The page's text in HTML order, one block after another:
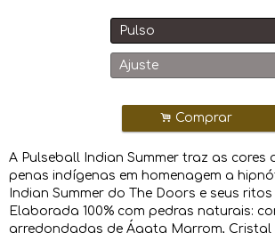
. Comprar
A Pulseball Indian Summer traz as cores
penas indígenas em homenagem a
Indian Summer do The Doors e seus
Elaborada 100% com pedras naturais:
arredondadas de Ágata Marrom, Cristal